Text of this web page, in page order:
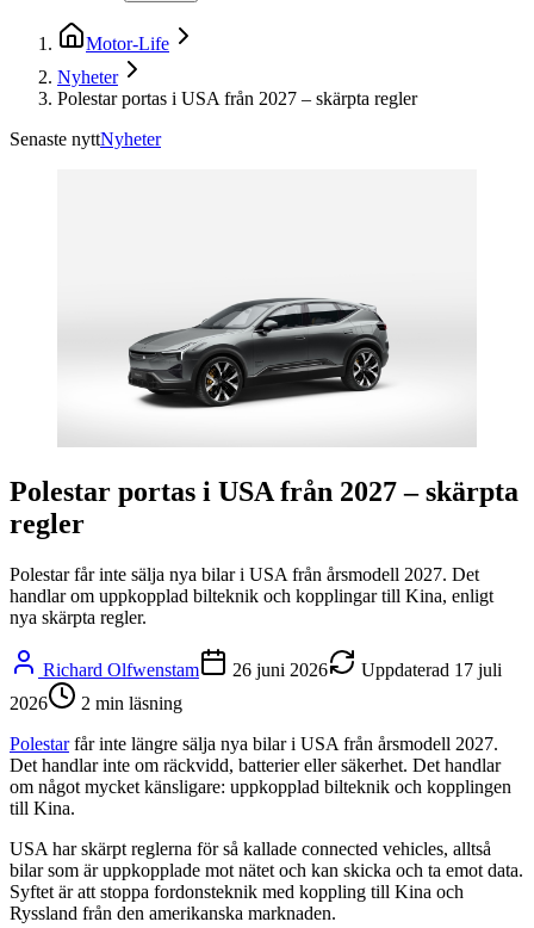
Motor-Life
Nyheter
Polestar portas i USA från 2027 – skärpta regler
Senaste nyttNyheter
Polestar portas i USA från 2027 – skärpta
regler
Polestar får inte sälja nya bilar i USA från årsmodell 2027. Det
handlar om uppkopplad bilteknik och kopplingar till Kina, enligt
nya skärpta regler.
Richard Olfwenstam 26 juni 2026 Uppdaterad 17 juli
2026
2 min läsning
Polestarfår inte längre sälja nya bilar i USA från årsmodell 2027.
Det handlar inte om räckvidd, batterier eller säkerhet. Det handlar
om något mycket känsligare: uppkopplad bilteknik och kopplingen
till Kina.
USA har skärpt reglerna för så kallade connected vehicles, alltså
bilar som är uppkopplade mot nätet och kan skicka och ta emot data.
Syftet är att stoppa fordonsteknik med koppling till Kina och
Ryssland från den amerikanska marknaden.